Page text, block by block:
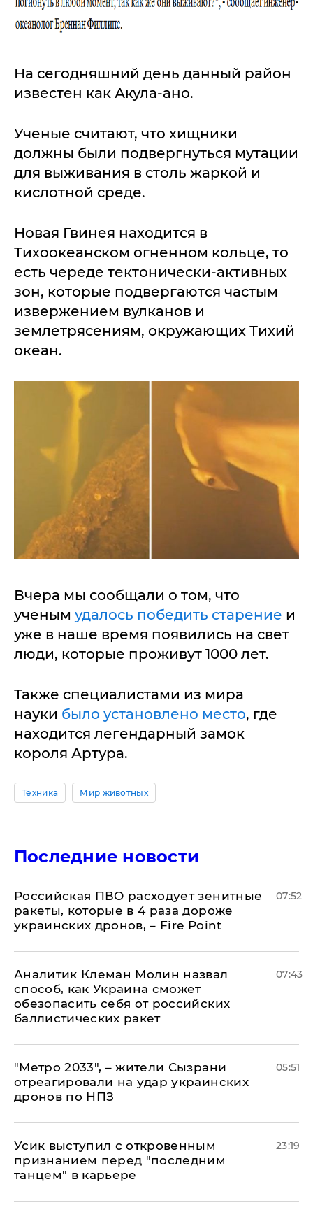
На сегодняшний день данный район
известен как Акула-ано.
Ученые считают, что хищники
должны были подвергнуться мутации
для выживания в столь жаркой и
кислотной среде.
Новая Гвинея находится в
Тихоокеанском огненном кольце, то
есть череде тектонически-активных
зон, которые подвергаются частым
извержением вулканов и
землетрясениям, окружающих Тихий
океан.
Вчера мы сообщали о том, что
ученым удалось победить старение и
уже в наше время появились на свет
люди, которые проживут 1000 лет.
Также специалистами из мира
науки было установлено место, где
находится легендарный замок
короля Артура.
Техника Мир животных
Последние новости
Российская ПВО расходует зенитные
ракеты, которые в 4 раза дороже
украинских дронов, – Fire Point
07:52
Аналитик Клеман Молин назвал
способ, как Украина сможет
обезопасить себя от российских
баллистических ракет
07:43
"Метро 2033", – жители Сызрани
отреагировали на удар украинских
дронов по НПЗ
05:51
Усик выступил с откровенным
признанием перед "последним
танцем" в карьере
23:19